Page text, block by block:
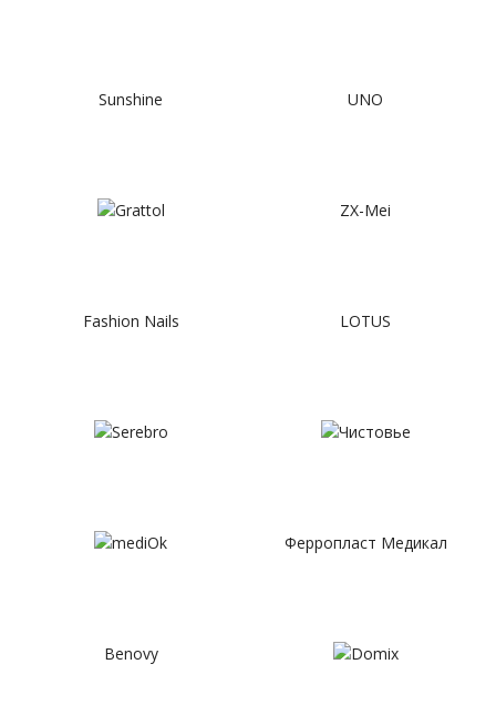
Sunshine UNO
ZX-Mei
Fashion Nails LOTUS
Ферропласт Медикал
Benovy